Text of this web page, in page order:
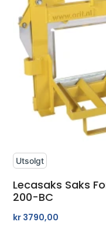
Lecasaks Saks
200-BC
kr 3790,00
Utsolgt